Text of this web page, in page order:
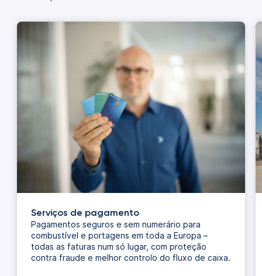
Serviços de pagamento
Pagamentos seguros e sem numerário para
combustível e portagens em toda a Europa –
todas as faturas num só lugar, com proteção
contra fraude e melhor controlo do fluxo de caixa.